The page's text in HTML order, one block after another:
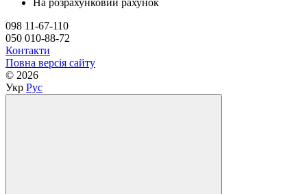
098 11-67-110
050 010-88-72
Контакти
Повна версія сайту
© 2026
Укр Рус